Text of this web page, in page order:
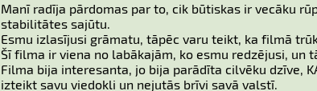
Manī radīja pārdomas par to, cik būtiskas ir vecāku
stabilitātes sajūtu.
Esmu izlasījusi grāmatu, tāpēc varu teikt, ka filmā
Šī filma ir viena no labākajām, ko esmu redzējusi, un
Filma bija interesanta, jo bija parādīta cilvēku dzīve,
izteikt savu viedokli un nejutās brīvi savā valstī.